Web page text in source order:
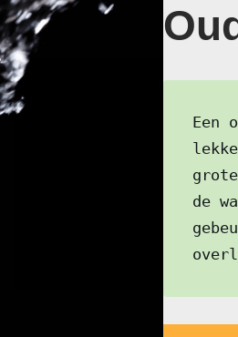
Een
de